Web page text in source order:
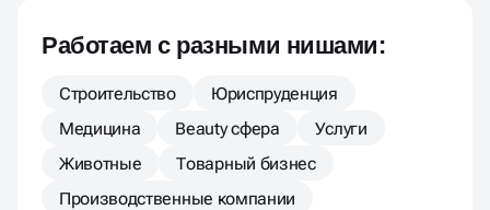
Работаем с разными нишами:
Строительство
Юриспруденция
Медицина
Beauty сфера
Услуги
Животные
Товарный бизнес
Производственные компании